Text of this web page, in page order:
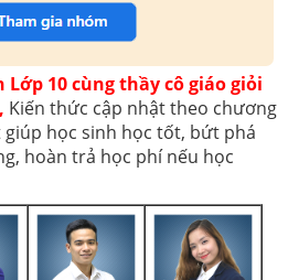
Lớp 10 cùng thầy cô giáo giỏi
Kiến thức cập nhật theo chương
học sinh học tốt, bứt phá
hoàn trả học phí nếu học